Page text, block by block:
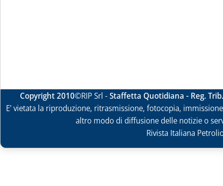
Copyright 2010©RIP Srl -Staffetta Quotidiana - Reg.
E' vietata la riproduzione, ritrasmissione, fotocopia,
altro modo di diffusione delle notizie o
Rivista Italiana